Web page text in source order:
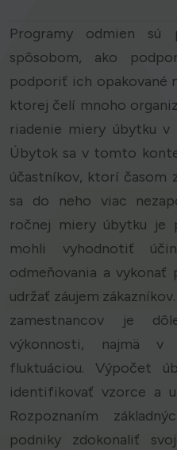
Programy odmien sú
spôsobom, ako
podporiť ich opakované
ktorej čelí mnoho
riadenie miery úbytku
Úbytok sa v tomto
účastníkov, ktorí časom
sa do neho viac
ročnej miery úbytku je
mohli vyhodnotiť
odmeňovania a
udržať záujem
zamestnancov je
výkonnosti, najmä v
fluktuáciou. Výpočet
identifikovať vzorce a
Rozpoznaním
podniky zdokonaliť